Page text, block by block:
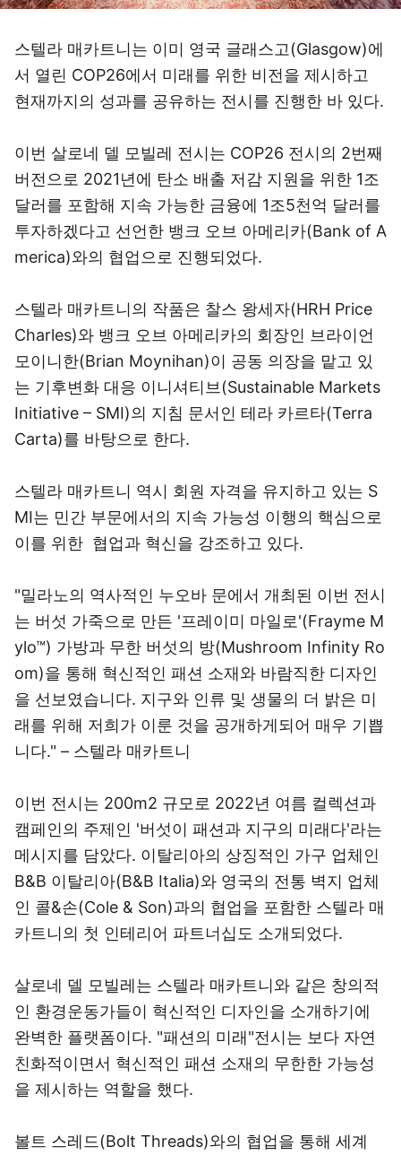
스텔라 매카트니는 이미 영국 글래스고(Glasgow)에
서 열린 COP26에서 미래를 위한 비전을 제시하고
현재까지의 성과를 공유하는 전시를 진행한 바 있다.
이번 살로네 델 모빌레 전시는 COP26 전시의 2번째
버전으로 2021년에 탄소 배출 저감 지원을 위한 1조
달러를 포함해 지속 가능한 금융에 1조5천억 달러를
투자하겠다고 선언한 뱅크 오브 아메리카(Bank of A
merica)와의 협업으로 진행되었다.
스텔라 매카트니의 작품은 찰스 왕세자(HRH Price
Charles)와 뱅크 오브 아메리카의 회장인 브라이언
모이니한(Brian Moynihan)이 공동 의장을 맡고 있
는 기후변화 대응 이니셔티브(Sustainable Markets
Initiative – SMI)의 지침 문서인 테라 카르타(Terra
Carta)를 바탕으로 한다.
스텔라 매카트니 역시 회원 자격을 유지하고 있는 S
MI는 민간 부문에서의 지속 가능성 이행의 핵심으로
이를 위한 협업과 혁신을 강조하고 있다.
"밀라노의 역사적인 누오바 문에서 개최된 이번 전시
는 버섯 가죽으로 만든 '프레이미 마일로'(Frayme M
ylo™) 가방과 무한 버섯의 방(Mushroom Infinity Ro
om)을 통해 혁신적인 패션 소재와 바람직한 디자인
을 선보였습니다. 지구와 인류 및 생물의 더 밝은 미
래를 위해 저희가 이룬 것을 공개하게되어 매우 기쁩
니다." – 스텔라 매카트니
이번 전시는 200m2 규모로 2022년 여름 컬렉션과
캠페인의 주제인 '버섯이 패션과 지구의 미래다'라는
메시지를 담았다. 이탈리아의 상징적인 가구 업체인
B&B 이탈리아(B&B Italia)와 영국의 전통 벽지 업체
인 콜&손(Cole & Son)과의 협업을 포함한 스텔라 매
카트니의 첫 인테리어 파트너십도 소개되었다.
살로네 델 모빌레는 스텔라 매카트니와 같은 창의적
인 환경운동가들이 혁신적인 디자인을 소개하기에
완벽한 플랫폼이다. "패션의 미래"전시는 보다 자연
친화적이면서 혁신적인 패션 소재의 무한한 가능성
을 제시하는 역할을 했다.
볼트 스레드(Bolt Threads)와의 협업을 통해 세계